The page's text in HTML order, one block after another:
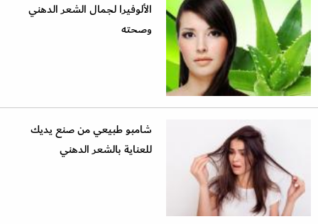
الألوفيرا لجمال الشعر الدهني
وصحته
شامبو طبيعي من صنع يديك
للعناية بالشعر الدهني